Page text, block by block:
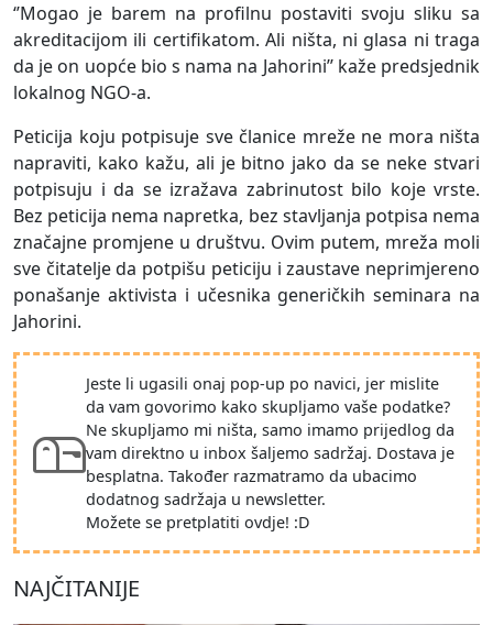
‘’Mogao je barem na profilnu postaviti svoju sliku sa
akreditacijom ili certifikatom. Ali ništa, ni glasa ni traga
da je on uopće bio s nama na Jahorini’’ kaže predsjednik
lokalnog NGO-a.
Peticija koju potpisuje sve članice mreže ne mora ništa
napraviti, kako kažu, ali je bitno jako da se neke stvari
potpisuju i da se izražava zabrinutost bilo koje vrste.
Bez peticija nema napretka, bez stavljanja potpisa nema
značajne promjene u društvu. Ovim putem, mreža moli
sve čitatelje da potpišu peticiju i zaustave neprimjereno
ponašanje aktivista i učesnika generičkih seminara na
Jahorini.
Jeste li ugasili onaj pop-up po navici, jer mislite
da vam govorimo kako skupljamo vaše podatke?
Ne skupljamo mi ništa, samo imamo prijedlog da
vam direktno u inbox šaljemo sadržaj. Dostava je
besplatna. Također razmatramo da ubacimo
dodatnog sadržaja u newsletter.
Možete se pretplatiti ovdje! :D
NAJČITANIJE